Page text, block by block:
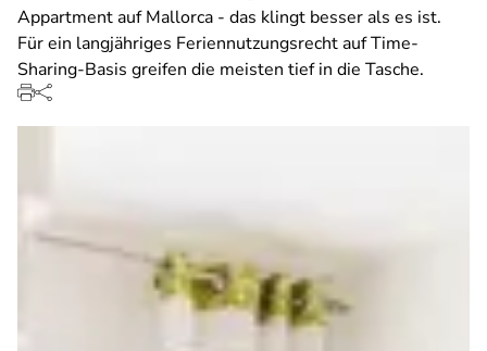
Appartment auf Mallorca - das klingt besser als es ist.
Für ein langjähriges Feriennutzungsrecht auf Time-
Sharing-Basis greifen die meisten tief in die Tasche.